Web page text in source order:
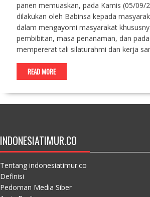
panen memuaskan, pada Kamis (05/
dilakukan oleh Babinsa kepada
dalam mengayomi masyarakat
pembibitan, masa penanaman, dan
mempererat tali silaturahmi dan kerja
READ MORE
INDONESIATIMUR.CO
Tentang indonesiatimur.co
Definisi
Pedoman Media Siber